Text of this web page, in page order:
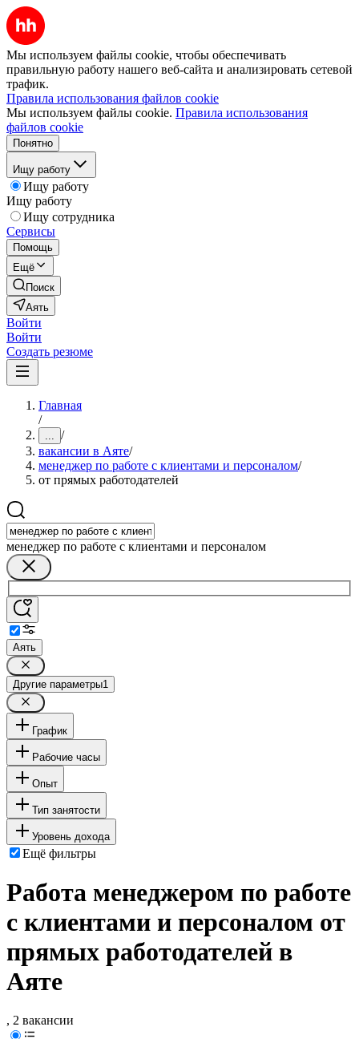
Мы используем файлы cookie, чтобы обеспечивать
правильную работу нашего веб-сайта и анализировать сетевой
трафик.
Правила использования файлов cookie
Мы используем файлы cookie. Правила использования
файлов cookie
Понятно
Ищу работу
Ищу работу
Ищу работу
Ищу сотрудника
Сервисы
Помощь
Ещё
Поиск
Аять
Войти
Войти
Создать резюме
Главная
/
... /
вакансии в Аяте/
менеджер по работе с клиентами и персоналом/
от прямых работодателей
менеджер по работе с клиентами и персоналом
Аять
Другие параметры1
График
Рабочие часы
Опыт
Тип занятости
Уровень дохода
Ещё фильтры
Работа менеджером по работе
с клиентами и персоналом от
прямых работодателей в
Аяте
, 2 вакансии